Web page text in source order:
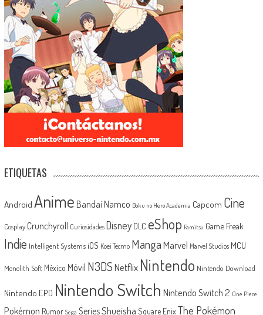
ETIQUETAS
Android Anime Bandai Namco Boku no Hero Academia Capcom Cine
Cosplay Crunchyroll Curiosidades Disney DLC eShop Famitsu Game Freak
Indie Intelligent Systems iOS Koei Tecmo MangaMarvel Marvel Studios MCU
Monolith Soft México Móvil N3DSNetflix Nintendo Nintendo Download
Nintendo EPD Nintendo Switch Nintendo Switch 2 One Piece
Pokémon Rumor Sega SeriesShueisha Square EnixThe Pokémon